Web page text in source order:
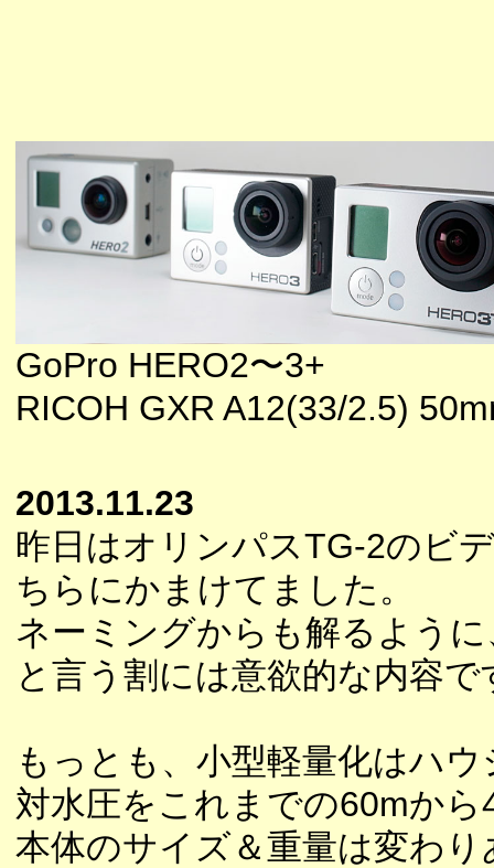
GoPro HERO2〜3+
RICOH GXR A12(33/2.5)
2013.11.23
昨日はオリンパスTG-2のビ
ちらにかまけてました。
ネーミングからも解るよう
と言う割には意欲的な内容で
もっとも、小型軽量化はハ
対水圧をこれまでの60mか
本体のサイズ＆重量は変わ